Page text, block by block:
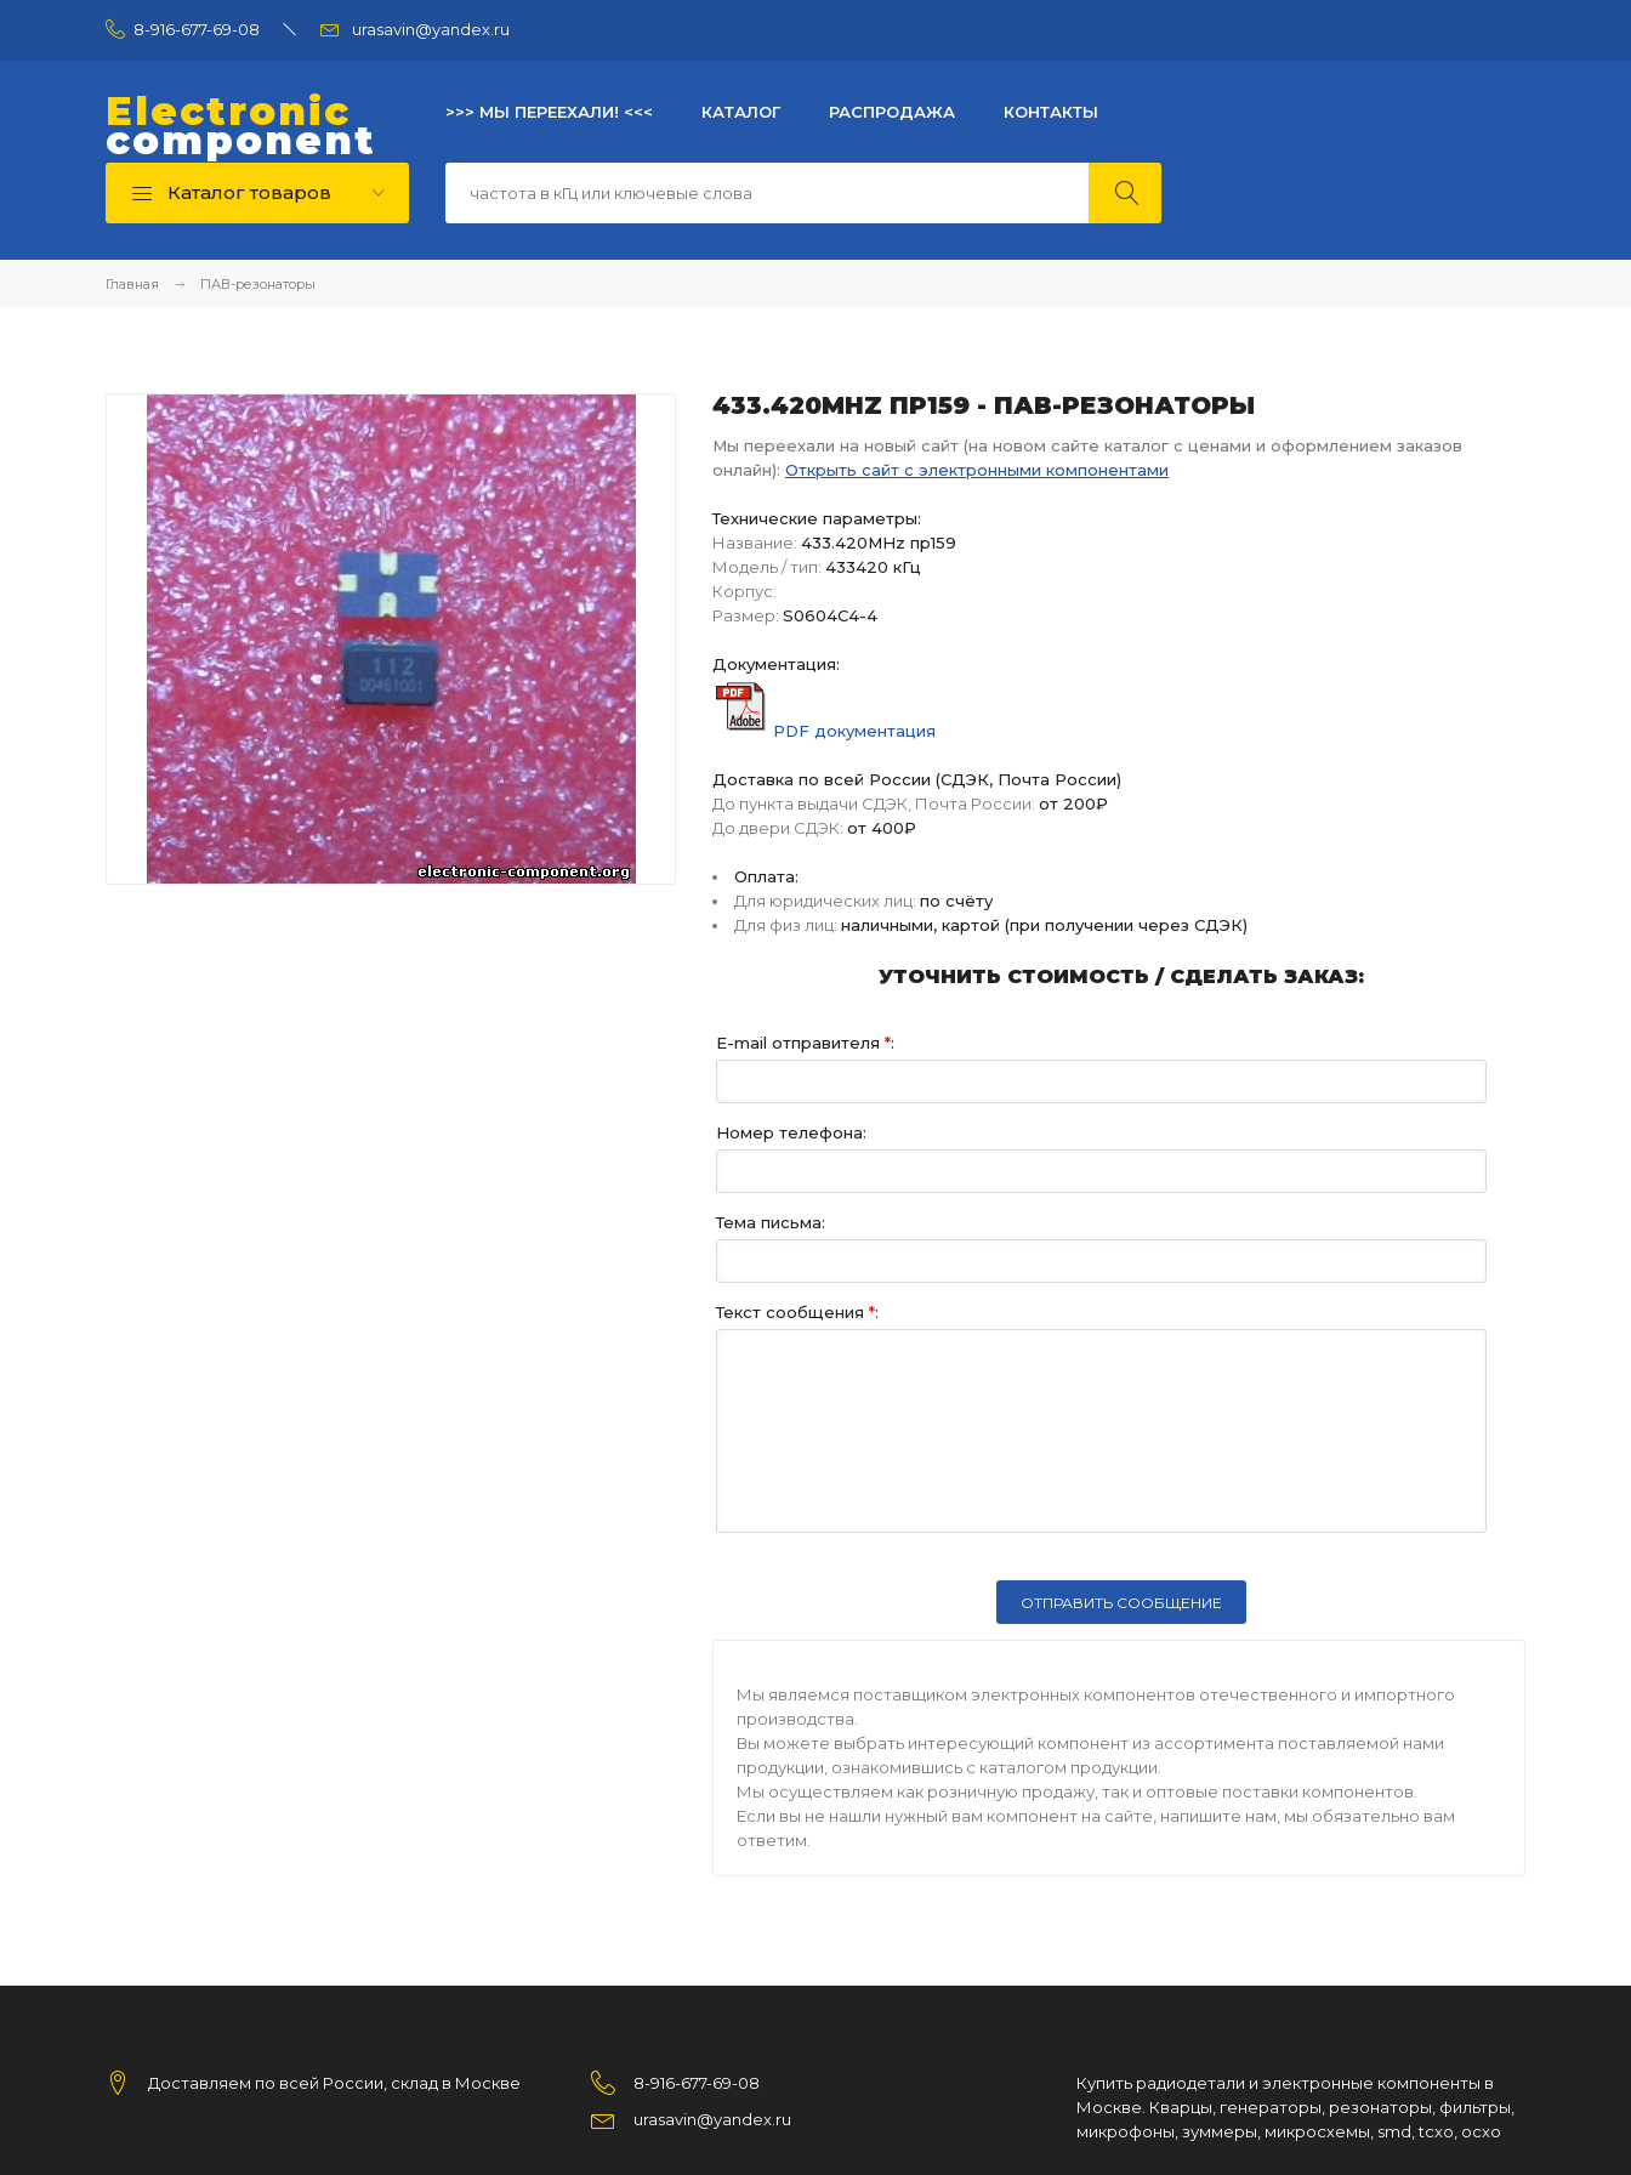
8-916-677-69-08 urasavin@yandex.ru
Electronic
component
>>> МЫ ПЕРЕЕХАЛИ! <<< КАТАЛОГ РАСПРОДАЖА КОНТАКТЫ
Каталог товаров
Главная ПАВ-резонаторы
433.420MHZ ПР159 - ПАВ-РЕЗОНАТОРЫ
Мы переехали на новый сайт (на новом сайте каталог с ценами и оформлением заказов
онлайн): Открыть сайт с электронными компонентами
Технические параметры:
Название: 433.420MHz пр159
Модель / тип: 433420 кГц
Корпус:
Размер: S0604C4-4
Документация:
PDF документация
Доставка по всей России (СДЭК, Почта России)
До пункта выдачи СДЭК, Почта России: от 200₽
До двери СДЭК: от 400₽
Оплата:
Для юридических лиц: по счёту
Для физ лиц: наличными, картой (при получении через СДЭК)
УТОЧНИТЬ СТОИМОСТЬ / СДЕЛАТЬ ЗАКАЗ:
E-mail отправителя *:
Номер телефона:
Тема письма:
Текст сообщения *:
Мы являемся поставщиком электронных компонентов отечественного и импортного
производства.
Вы можете выбрать интересующий компонент из ассортимента поставляемой нами
продукции, ознакомившись с каталогом продукции.
Мы осуществляем как розничную продажу, так и оптовые поставки компонентов.
Если вы не нашли нужный вам компонент на сайте, напишите нам, мы обязательно вам
ответим.
Доставляем по всей России, склад в Москве
8-916-677-69-08
urasavin@yandex.ru
Купить радиодетали и электронные компоненты в
Москве. Кварцы, генераторы, резонаторы, фильтры,
микрофоны, зуммеры, микросхемы, smd, tcxo, ocxo